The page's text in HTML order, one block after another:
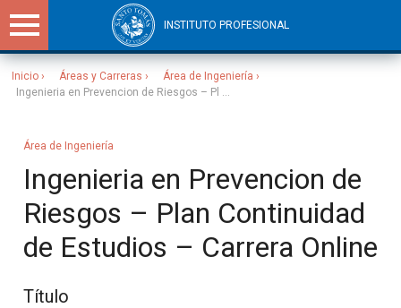
INSTITUTO PROFESIONAL
Sitios Santo Tomás
Inicio Áreas y Carreras
Área de Ingeniería
Ingenieria en Prevencion de Riesgos – Pl ...
Área de Ingeniería
Ingenieria en Prevencion de
Riesgos – Plan Continuidad
de Estudios – Carrera Online
Título